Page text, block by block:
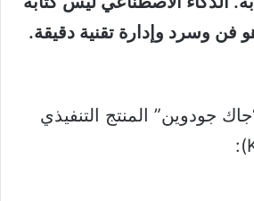
فن وسرد وإدارة تقنية دقيقة.
جودوين” المنتج التنفيذي